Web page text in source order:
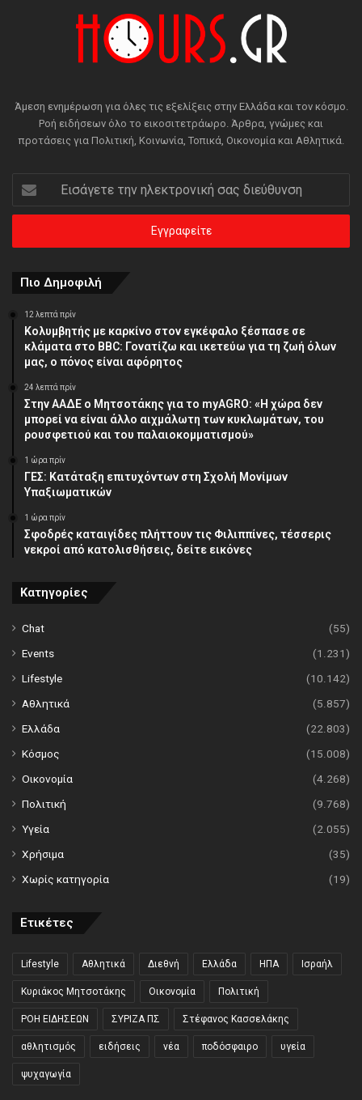
Άμεση ενημέρωση για όλες τις εξελίξεις στην Ελλάδα και τον κόσμο.
Ροή ειδήσεων όλο το εικοσιτετράωρο. Άρθρα, γνώμες και
προτάσεις για Πολιτική, Κοινωνία, Τοπικά, Οικονομία και Αθλητικά.
Εισάγετε
την
ηλεκτρονική
διεύθυνση
Πιο Δημοφιλή
12 λεπτά πρίν
Κολυμβητής με καρκίνο στον εγκέφαλο ξέσπασε σε
κλάματα στο BBC: Γονατίζω και ικετεύω για τη ζωή όλων
μας, ο πόνος είναι αφόρητος
24 λεπτά πρίν
Στην ΑΑΔΕ ο Μητσοτάκης για το myAGRO: «Η χώρα δεν
μπορεί να είναι άλλο αιχμάλωτη των κυκλωμάτων, του
ρουσφετιού και του παλαιοκομματισμού»
1 ώρα πρίν
ΓΕΣ: Κατάταξη επιτυχόντων στη Σχολή Μονίμων
Υπαξιωματικών
1 ώρα πρίν
Σφοδρές καταιγίδες πλήττουν τις Φιλιππίνες, τέσσερις
νεκροί από κατολισθήσεις, δείτε εικόνες
Κατηγορίες
Chat
(55)
Events
(1.231)
Lifestyle
(10.142)
Αθλητικά
(5.857)
Ελλάδα
(22.803)
Κόσμος
(15.008)
Οικονομία
(4.268)
Πολιτική
(9.768)
Υγεία
(2.055)
Χρήσιμα
(35)
Χωρίς κατηγορία
(19)
Ετικέτες
Lifestyle Αθλητικά Διεθνή Ελλάδα ΗΠΑ Ισραήλ
Κυριάκος Μητσοτάκης Οικονομία Πολιτική
ΡΟΗ ΕΙΔΗΣΕΩΝ ΣΥΡΙΖΑ ΠΣ Στέφανος Κασσελάκης
αθλητισμός ειδήσεις νέα ποδόσφαιρο υγεία
ψυχαγωγία